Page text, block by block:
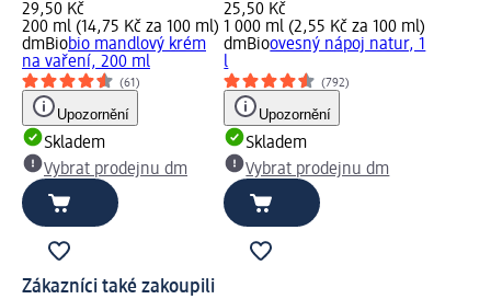
29,50 Kč
200 ml (14,75 Kč za 100 ml)
dmBiobio mandlový krém
na vaření, 200 ml
(61)
Upozornění
Skladem
Vybrat prodejnu dm
25,50 Kč
1 000 ml (2,55 Kč za 100 ml)
dmBioovesný nápoj natur, 1
l
(792)
Upozornění
Skladem
Vybrat prodejnu dm
Zákazníci také zakoupili